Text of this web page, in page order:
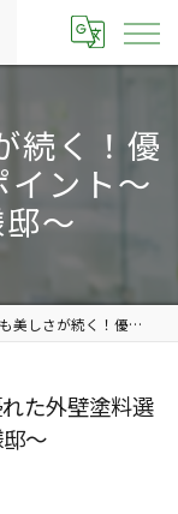
続く！優
ント〜
〜
外壁塗料選びのポイント〜横浜市磯子区A様邸〜
た外壁塗料選
〜